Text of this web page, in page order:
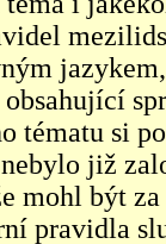
tématu si
již
mohl být
pravidla